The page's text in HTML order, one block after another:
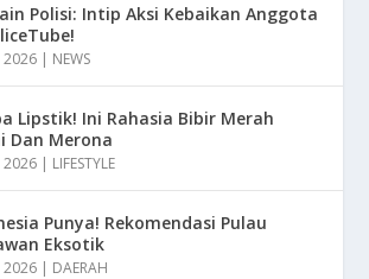
Polisi: Intip Aksi Kebaikan Anggota
2026 | NEWS
Lipstik! Ini Rahasia Bibir Merah
Dan Merona
2026 | LIFESTYLE
Punya! Rekomendasi Pulau
Eksotik
2026 | DAERAH